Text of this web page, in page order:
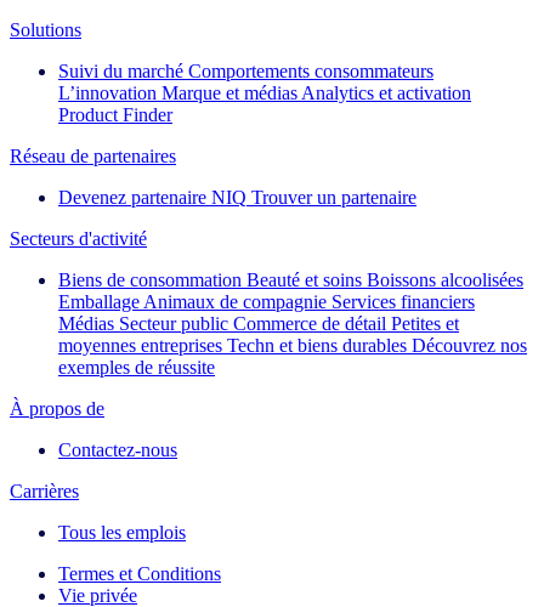
Solutions
Suivi du marché Comportements consommateurs
L’innovation Marque et médias Analytics et activation
Product Finder
Réseau de partenaires
Devenez partenaire NIQ Trouver un partenaire
Secteurs d'activité
Biens de consommation Beauté et soins Boissons alcoolisées
Emballage Animaux de compagnie Services financiers
Médias Secteur public Commerce de détail Petites et
moyennes entreprises Techn et biens durables Découvrez nos
exemples de réussite
À propos de
Contactez-nous
Carrières
Tous les emplois
Termes et Conditions
Vie privée